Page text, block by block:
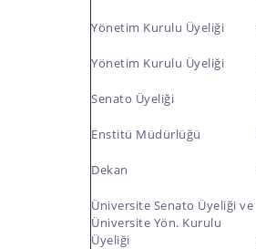
Yönetim Kurulu Üyeliği
Yönetim Kurulu Üyeliği
Senato Üyeliği
Enstitü Müdürlüğü
Dekan
Üniversite Senato Üyeliği ve
Üniversite Yön. Kurulu
Üyeliği